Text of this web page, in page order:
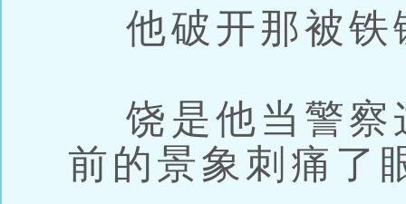
他破开那被
饶是他当警察
前的景象刺痛了